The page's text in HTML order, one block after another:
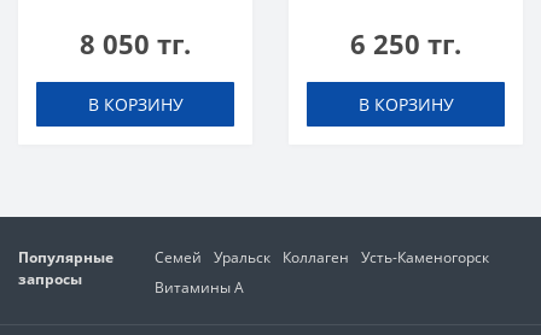
8 050 тг.
В КОРЗИНУ
6 250 тг.
В КОРЗИНУ
Популярные
запросы
Семей Уральск Коллаген
Усть-Каменогорск
Витамины А